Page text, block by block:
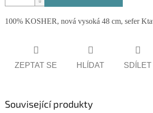
100% KOSHER, nová vysoká 48 cm, sefer
ZEPTAT SE HLÍDAT SDÍLET
Související produkty